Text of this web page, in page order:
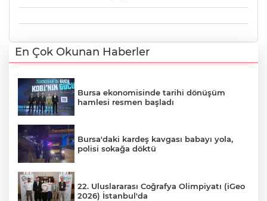
En Çok Okunan Haberler
Bursa ekonomisinde tarihi dönüşüm
hamlesi resmen başladı
Bursa'daki kardeş kavgası babayı yola,
polisi sokağa döktü
22. Uluslararası Coğrafya Olimpiyatı (iGeo
2026) İstanbul'da